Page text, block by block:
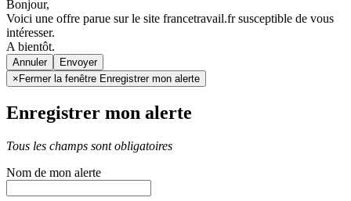
Bonjour,
Voici une offre parue sur le site francetravail.fr susceptible de vous
intéresser.
A bientôt.
Annuler
× Fermer la fenêtre Enregistrer mon alerte
Enregistrer mon alerte
Tous les champs sont obligatoires
Nom de mon alerte